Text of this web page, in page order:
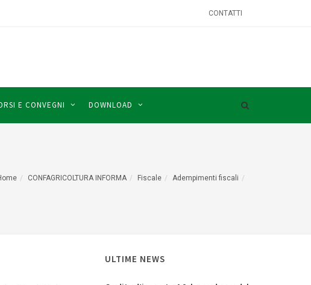
CONTATTI
E CONVEGNI DOWNLOAD
CONFAGRICOLTURA INFORMA Fiscale Adempimenti fiscali
ULTIME NEWS